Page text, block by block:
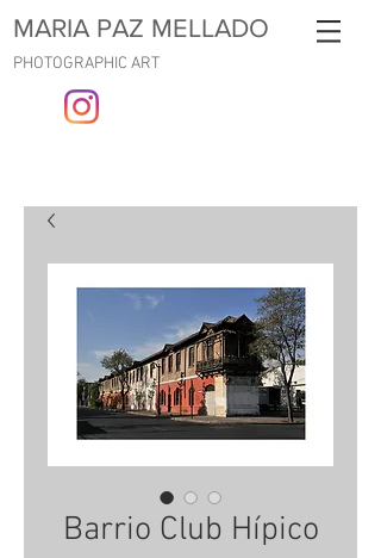
MARIA PAZ MELLADO
PHOTOGRAPHIC ART
Barrio Club Hípico